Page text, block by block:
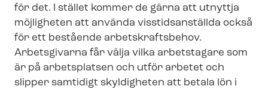
för det. I stället kommer de gärna att utnyttja
möjligheten att använda visstidsanställda också
för ett bestående arbetskraftsbehov.
Arbetsgivarna får välja vilka arbetstagare som
är på arbetsplatsen och utför arbetet och
slipper samtidigt skyldigheten att betala lön i